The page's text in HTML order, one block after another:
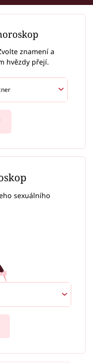
znamení a
hvězdy přejí.
sexuálního